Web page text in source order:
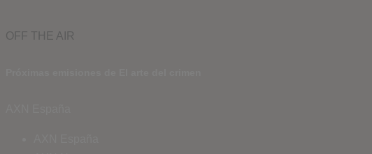
OFF THE AIR